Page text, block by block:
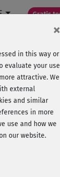
Gratis
Art und
selten aufs
×
in this way or
evaluate your use
attractive. We
external
and similar
in more
use and how we
our website.